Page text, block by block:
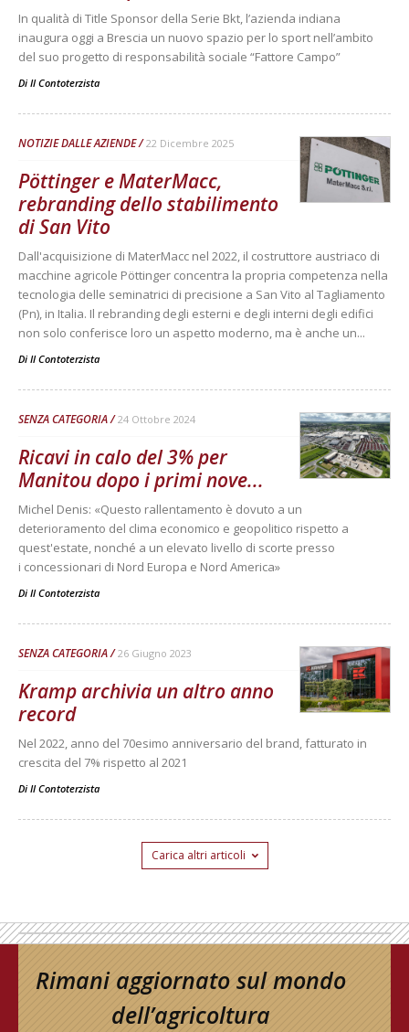
In qualità di Title Sponsor della Serie Bkt, l’azienda indiana
inaugura oggi a Brescia un nuovo spazio per lo sport nell’ambito
del suo progetto di responsabilità sociale “Fattore Campo”
Di Il Contoterzista
NOTIZIE DALLE AZIENDE 22 Dicembre 2025
Pöttinger e MaterMacc,
rebranding dello stabilimento
di San Vito
Dall'acquisizione di MaterMacc nel 2022, il costruttore austriaco di
macchine agricole Pöttinger concentra la propria competenza nella
tecnologia delle seminatrici di precisione a San Vito al Tagliamento
(Pn), in Italia. Il rebranding degli esterni e degli interni degli edifici
non solo conferisce loro un aspetto moderno, ma è anche un...
Di Il Contoterzista
SENZA CATEGORIA 24 Ottobre 2024
Ricavi in calo del 3% per
Manitou dopo i primi nove...
Michel Denis: «Questo rallentamento è dovuto a un
deterioramento del clima economico e geopolitico rispetto a
quest'estate, nonché a un elevato livello di scorte presso
i concessionari di Nord Europa e Nord America»
Di Il Contoterzista
SENZA CATEGORIA 26 Giugno 2023
Kramp archivia un altro anno
record
Nel 2022, anno del 70esimo anniversario del brand, fatturato in
crescita del 7% rispetto al 2021
Di Il Contoterzista
Carica altri articoli
Rimani aggiornato sul mondo
dell’agricoltura